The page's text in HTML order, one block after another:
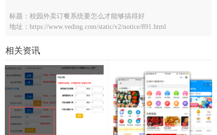
标题：校园外卖订餐系统要怎么才能够搞得好
地址：https://www.veding.com/static/v2/notice/891.html
相关资讯